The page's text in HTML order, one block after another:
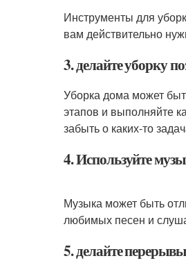
Инструменты для
вам действительно
3. делайте уборку
Уборка дома может
этапов и выполняйте
забыть о каких-то
4. Используйте
Музыка может быть
любимых песен и
5. делайте перерывы